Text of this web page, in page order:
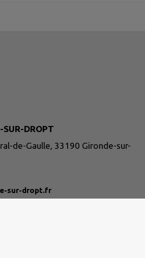
SUR-DROPT
de-Gaulle, 33190 Gironde-sur-
sur-dropt.fr